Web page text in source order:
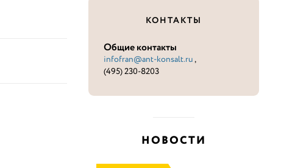
КОНТАКТЫ
Общие контакты
infofran@ant-konsalt.ru,
(495) 230-8203
НОВОСТИ